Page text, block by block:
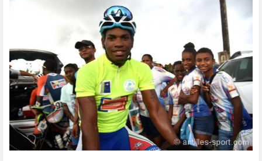
r
s
u
F
a
c
e
b
o
o
k
(
o
u
v
r
r
t
a
g
e
r
s
u
r
T
w
i
t
t
e
r
(
o
u
e
a
g
e
r
s
r
h
a
t
s
A
p
p
(
o
u
v
r
r
S
k
y
p
e
(
o
v
r
e
d
a
p
a
r
e
-
m
a
i
l
à
u
n
a
m
i
(
o